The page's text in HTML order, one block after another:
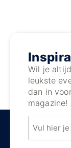
Wil je
leukste
dan in
magazine!
Email